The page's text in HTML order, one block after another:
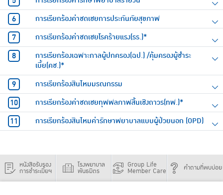
การเรียกร้องค่าชดเชยการประกันภัยสุขภาพ
การเรียกร้องค่าชดเชยโรคร้ายแรง(รร.)*
การเรียกร้องเฉพาะกาลผู้ปกครอง(ฉป.) /คุ้มครองผู้ชำระ
เบี้ย(คช.)*
การเรียกร้องสินไหมมรณกรรม
การเรียกร้องค่าชดเชยทุพพลภาพสิ้นเชิงถาวร(ทพ.)*
การเรียกร้องสินไหมค่ารักษาพยาบาลแบบผู้ป่วยนอก (OPD)
หนังสือรับรอง
การชำระเบี้ยฯ
โรงพยาบาล
พันธมิตร
Group Life
Member Care คำถามที่พบบ่อย